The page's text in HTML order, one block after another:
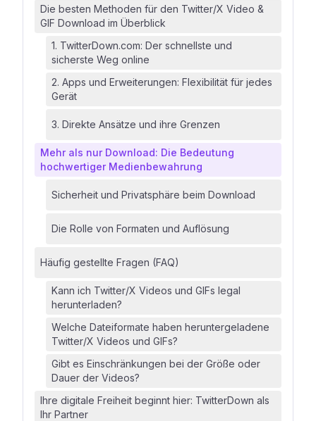
Die besten Methoden für den Twitter/X Video &
GIF Download im Überblick
1. TwitterDown.com: Der schnellste und
sicherste Weg online
2. Apps und Erweiterungen: Flexibilität für jedes
Gerät
3. Direkte Ansätze und ihre Grenzen
Mehr als nur Download: Die Bedeutung
hochwertiger Medienbewahrung
Sicherheit und Privatsphäre beim Download
Die Rolle von Formaten und Auflösung
Häufig gestellte Fragen (FAQ)
Kann ich Twitter/X Videos und GIFs legal
herunterladen?
Welche Dateiformate haben heruntergeladene
Twitter/X Videos und GIFs?
Gibt es Einschränkungen bei der Größe oder
Dauer der Videos?
Ihre digitale Freiheit beginnt hier: TwitterDown als
Ihr Partner